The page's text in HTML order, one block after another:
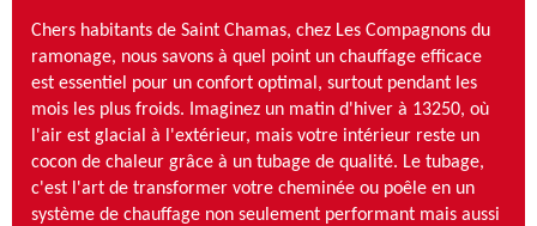
Chers habitants de Saint Chamas, chez Les Compagnons du
ramonage, nous savons à quel point un chauffage efficace
est essentiel pour un confort optimal, surtout pendant les
mois les plus froids. Imaginez un matin d'hiver à 13250, où
l'air est glacial à l'extérieur, mais votre intérieur reste un
cocon de chaleur grâce à un tubage de qualité. Le tubage,
c'est l'art de transformer votre cheminée ou poêle en un
système de chauffage non seulement performant mais aussi